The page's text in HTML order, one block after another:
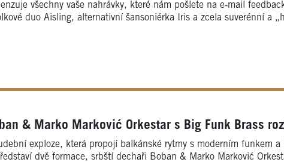
všechny vaše nahrávky, které nám pošlete na e‑mail
duo Aisling, alternativní šansoniérka Iris a zcela suverénní a
& Marko Marković Orkestar s Big Funk Brass
exploze, která propojí balkánské rytmy s moderním funkem a
dvě formace, srbští dechaři Boban & Marko Marković